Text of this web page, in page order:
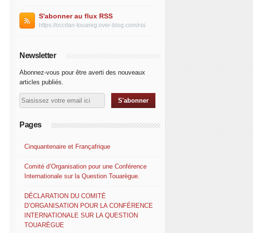
S'abonner au flux RSS
https://occitan-touareg.over-blog.com/rss
Newsletter
Abonnez-vous pour être averti des nouveaux
articles publiés.
Pages
Cinquantenaire et Françafrique
Comité d’Organisation pour une Conférence
Internationale sur la Question Touarègue.
DÉCLARATION DU COMITÉ
D’ORGANISATION POUR LA CONFÉRENCE
INTERNATIONALE SUR LA QUESTION
TOUARÈGUE